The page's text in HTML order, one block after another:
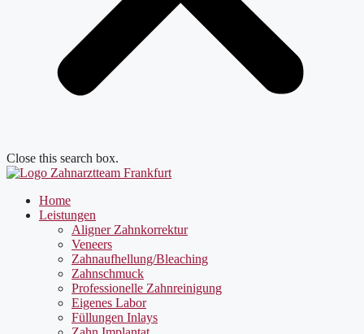
Close this search box.
Home
Leistungen
Aligner Zahnkorrektur
Veneers
Zahnaufhellung/Bleaching
Zahnschmuck
Professionelle Zahnreinigung
Eigenes Labor
Füllungen Inlays